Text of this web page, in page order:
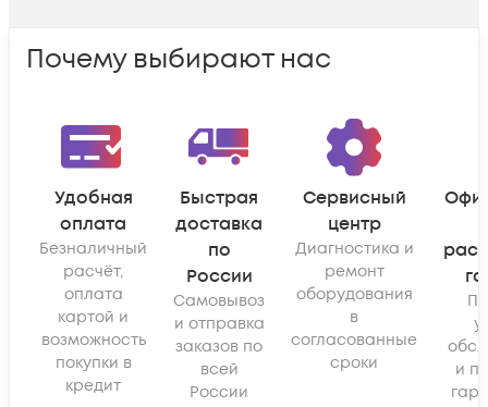
Почему выбирают нас
Удобная
оплата
Безналичный
расчёт,
оплата
картой и
возможность
покупки в
кредит
Быстрая
доставка
по
России
Самовывоз
и отправка
заказов по
всей
России
Сервисный
центр
Диагностика и
ремонт
оборудования
в
согласованные
сроки
и